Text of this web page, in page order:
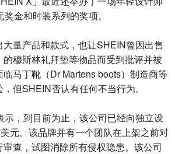
金和时装系列的奖项。
量产品和款式，也让SHEIN曾因出售
穆斯林礼拜垫等物品而受到批评并被
马丁靴（Dr Martens boots）制造商等
但SHEIN否认有任何不当行为。
示，到目前为止，该公司已经向独立设
元。该品牌并有一个团队在上架之前对
查，试图消除所有侵权隐患。该公司